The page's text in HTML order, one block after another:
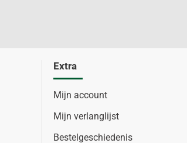
Extra
Mijn account
Mijn verlanglijst
Bestelgeschiedenis